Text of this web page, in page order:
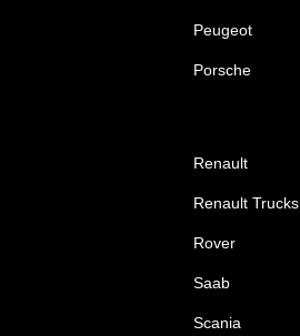
Peugeot
Porsche
Renault
Renault Trucks
Rover
Saab
Scania